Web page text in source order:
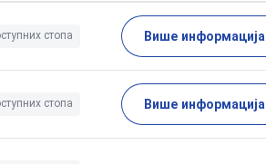
стопа Више информација
стопа Више информација